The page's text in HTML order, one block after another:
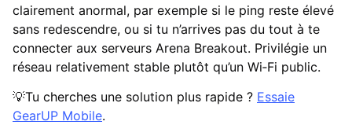
clairement anormal, par exemple si le ping reste élevé
sans redescendre, ou si tu n’arrives pas du tout à te
connecter aux serveurs Arena Breakout. Privilégie un
réseau relativement stable plutôt qu’un Wi‑Fi public.
💡Tu cherches une solution plus rapide ? Essaie
GearUP Mobile.